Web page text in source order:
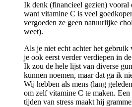
Ik denk (financieel gezien) vooral
want vitamine C is veel
vergoeden ze geen natuurlijke
weet).
Als je niet echt achter het
je ook eerst verder verdiepen in
Ik zou de hele lijst van diverse
kunnen noemen, maar dat ga ik
Wij hebben als mens (lang
om zelf vitamine C te maken.
tijden van stress maakt hij